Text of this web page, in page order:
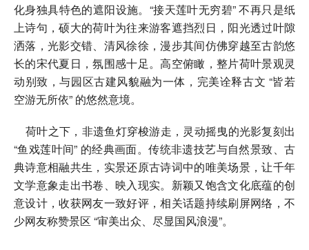
化身独具特色的遮阳设施。“接天莲叶无穷碧” 不再只是纸
上诗句，硕大的荷叶为往来游客遮挡烈日，阳光透过叶隙
洒落，光影交错、清风徐徐，漫步其间仿佛穿越至古韵悠
长的宋代夏日，氛围感十足。高空俯瞰，整片荷叶景观灵
动别致，与园区古建风貌融为一体，完美诠释古文 “皆若
空游无所依” 的悠然意境。
荷叶之下，非遗鱼灯穿梭游走，灵动摇曳的光影复刻出
“鱼戏莲叶间” 的经典画面。传统非遗技艺与自然景致、古
典诗意相融共生，实景还原古诗词中的唯美场景，让千年
文学意象走出书卷、映入现实。新颖又饱含文化底蕴的创
意设计，收获网友一致好评，相关话题持续刷屏网络，不
少网友称赞景区 “审美出众、尽显国风浪漫”。